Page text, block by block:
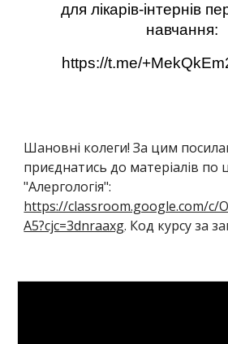
для лікарів-інтернів
навчання:
https://t.me/
Шановні колеги! За цим
приєднатись до матеріалів по
"Алергологія":
https://classroom.google.com/c/
A5?cjc=3dnraaxg. Код курсу за